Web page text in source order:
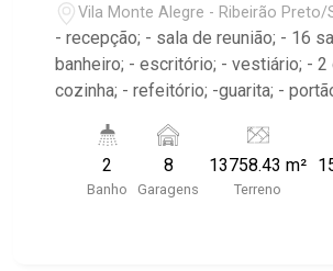
Vila Monte Alegre - Ribeirão Preto/
- recepção; - sala de reunião; - 16
banheiro; - escritório; - vestiário; - 2
cozinha; - refeitório; -guarita; -
descarga; - depósito; - lava rápido
e ônibus; - área de serviço; -
banheiro; - barracão; - Próximo ao
2
Banho
8
Garagens
13758.43 m²
Terreno